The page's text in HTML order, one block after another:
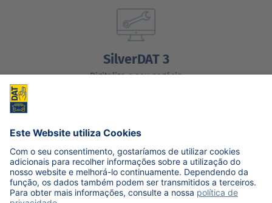
SilverDAT 3
Digitaliza o seu negócio